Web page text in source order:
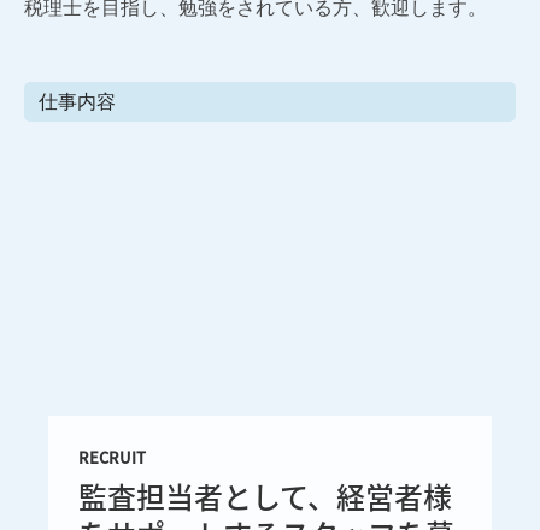
税理士を目指し、勉強をされている方、歓迎します。
仕事内容
RECRUIT
監査担当者として、経営者様